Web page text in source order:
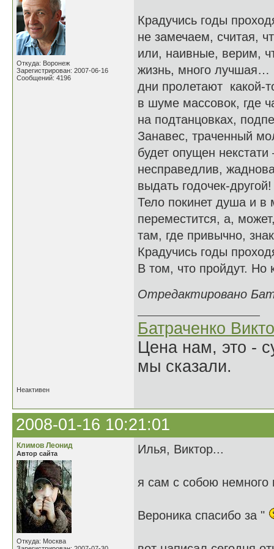
Откуда: Воронеж
Зарегистрирован: 2007-06-16
Сообщений: 4196
Крадучись годы
не замечаем, считая,
или, наивные, верим,
жизнь, много
дни пролетают какой-
в шуме массовок, где
на подтанцовках,
Занавес, траченный
будет опущен
несправедлив,
выдать годочек-
Тело покинет душа и в
переместится, а,
там, где привычно,
Крадучись годы
В том, что пройдут. Но
Отредактировано
Батраченко
Цена нам, это -
мы сказали.
Неактивен
2008-01-16 10:21:01
Климов Леонид
Автор сайта
Откуда: Москва
Илья, Виктор...
я сам с собою немного
Вероника спасибо за "